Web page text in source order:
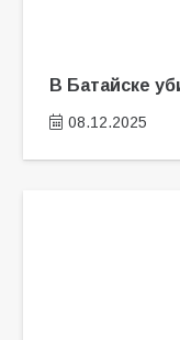
В Батайске
08.12.2025